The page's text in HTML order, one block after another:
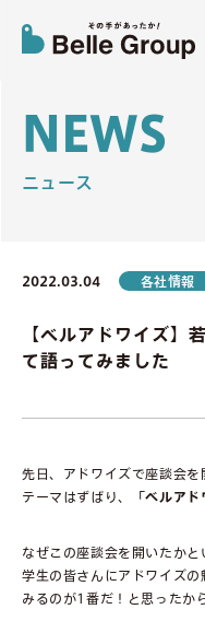
N EWS
ニュース
2022.03.04 各社情報
【ベルアドワイズ】
て語ってみました
先日、アドワイズで座談会を
テーマはずばり、
「ベルア
なぜこの座談会を開いたかと
学生の皆さんにアドワイズ
みるのが1番だ！と思ったか